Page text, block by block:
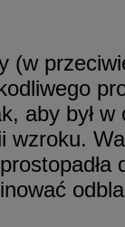
(w
aby był w
wzroku.